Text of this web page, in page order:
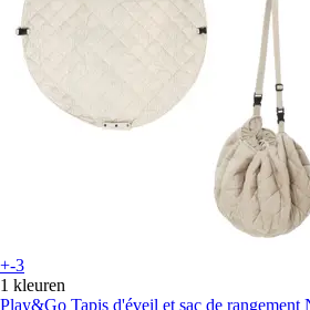
+-3
1 kleuren
Play&Go Tapis d'éveil et sac de